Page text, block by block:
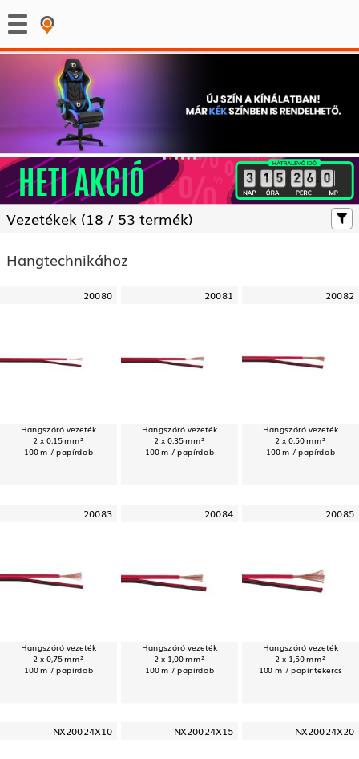
: :
Vezetékek (18 / 53 termék)
Hangtechnikához
20080
Hangszóró vezeték
2 x 0,15 mm²
100 m / papírdob
20081
Hangszóró vezeték
2 x 0,35 mm²
100 m / papírdob
20082
Hangszóró vezeték
2 x 0,50 mm²
100 m / papírdob
20083
Hangszóró vezeték
2 x 0,75 mm²
100 m / papírdob
20084
Hangszóró vezeték
2 x 1,00 mm²
100 m / papírdob
20085
Hangszóró vezeték
2 x 1,50 mm²
100 m / papír tekercs
NX20024X10 NX20024X15 NX20024X20